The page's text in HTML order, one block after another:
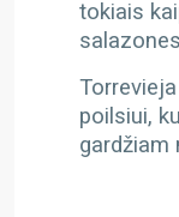
tokiais
poilsiui,
gardžiam